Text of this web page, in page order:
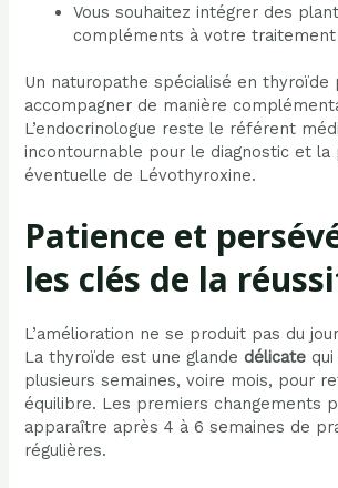
Vous souhaitez intégrer des
compléments à votre
Un naturopathe spécialisé en thyroïde
accompagner de manière
L’endocrinologue reste le référent
incontournable pour le diagnostic et la
éventuelle de Lévothyroxine.
Patience et
les clés de la
L’amélioration ne se produit pas du
La thyroïde est une glandedélicate
plusieurs semaines, voire mois, pour
équilibre. Les premiers changements
apparaître après 4 à 6 semaines de
régulières.